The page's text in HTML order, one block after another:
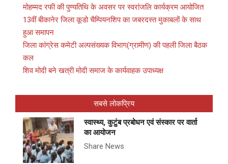
मोहम्मद रफी की पुण्यतिथि के अवसर पर स्वरांजलि कार्यक्रम आयोजित
13वीं बीकानेर जिला कूडो चैम्पियनशिप का जबरदस्त मुकाबलों के साथ
हुआ समापन
जिला कांग्रेस कमेटी अल्पसंख्यक विभाग(ग्रामीण) की पहली जिला बैठक
कल
शिव मोदी बने खत्री मोदी समाज के कार्यवाहक उपाध्यक्ष
सबसे लोकप्रिय
स्वास्थ्य, कुटुंब प्रबोधन एवं संस्कार पर वार्ता
का आयोजन
Share News